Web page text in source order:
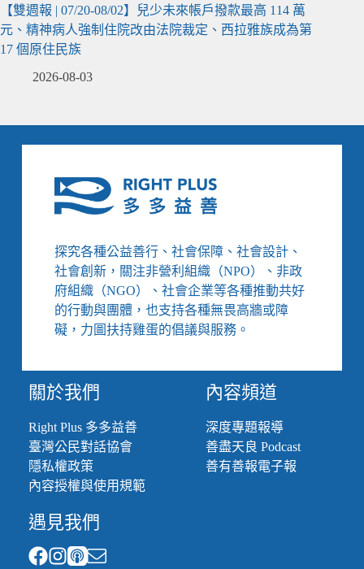
【雙週報 | 07/20-08/02】兒少未來帳戶撥款最高 114 萬
元、精神病人強制住院改由法院裁定、西拉雅族成為第
17 個原住民族
2026-08-03
探究各種公益善行、社會保障、社會設計、
社會創新，關注非營利組織（NPO）、非政
府組織（NGO）、社會企業等各種推動共好
的行動與團體，也支持各種無畏高牆或障
礙，力圖扶持雞蛋的倡議與服務。
關於我們
Right Plus 多多益善
臺灣公民對話協會
隱私權政策
內容授權與使用規範
內容頻道
深度專題報導
善盡天良 Podcast
善有善報電子報
遇見我們